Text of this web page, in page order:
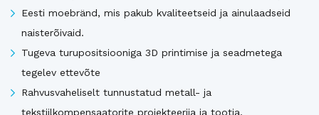
Eesti moebränd, mis pakub kvaliteetseid ja ainulaadseid
naisterõivaid.
Tugeva turupositsiooniga 3D printimise ja seadmetega
tegelev ettevõte
Rahvusvaheliselt tunnustatud metall- ja
tekstiilkompensaatorite projekteerija ja tootja.